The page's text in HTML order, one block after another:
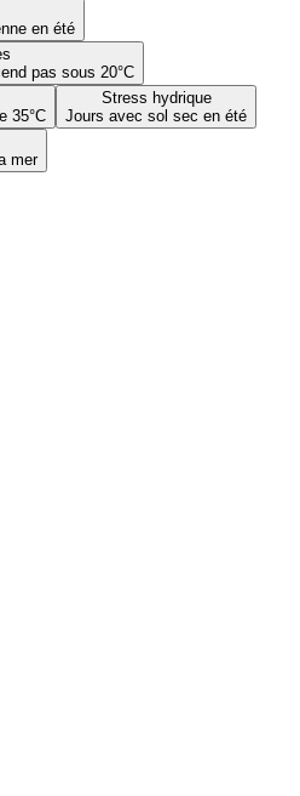
en été
pas sous 20°C
35°C
Stress hydrique
Jours avec sol sec en été
mer